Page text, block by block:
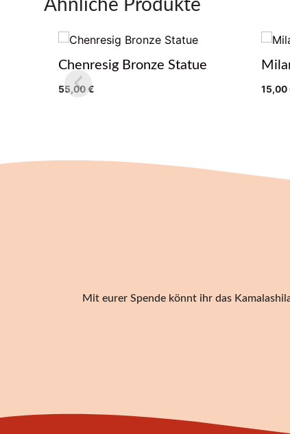
Ähnliche Produkte
Chenresig Bronze Statue
55,00€ 15,00
Mit eurer Spende könnt ihr das